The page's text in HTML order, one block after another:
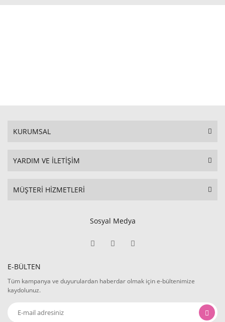
KURUMSAL
YARDIM VE İLETİŞİM
MÜŞTERİ HİZMETLERİ
Sosyal Medya
E-BÜLTEN
Tüm kampanya ve duyurulardan haberdar olmak için e-bültenimize
kaydolunuz.